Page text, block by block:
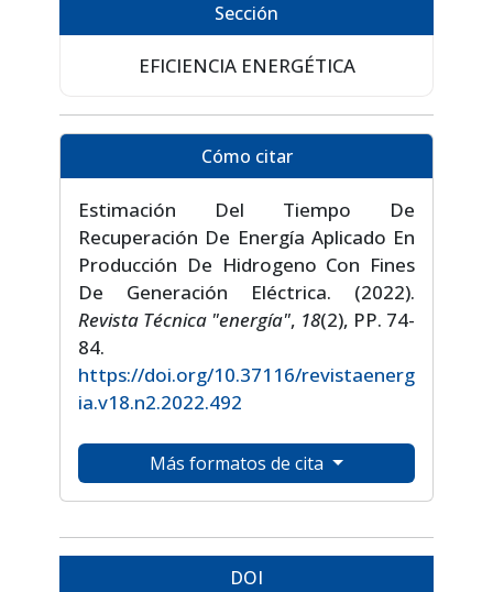
Sección
EFICIENCIA ENERGÉTICA
Cómo citar
Estimación Del Tiempo De
Recuperación De Energía Aplicado En
Producción De Hidrogeno Con Fines
De Generación Eléctrica. (2022).
Revista Técnica "energía", 18(2), PP. 74-
84.
https://doi.org/10.37116/revistaenerg
ia.v18.n2.2022.492
Más formatos de cita
DOI